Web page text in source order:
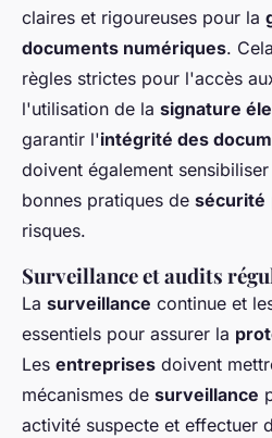
claires et rigoureuses pour la
documents numériques.
règles strictes pour l'accès
l'utilisation de la signature
garantir l'intégrité des
doivent également
bonnes pratiques de sécurité
risques.
Surveillance et audits
La surveillance continue et
essentiels pour assurer la
Les entreprises doivent
mécanismes de surveillance
activité suspecte et effectuer